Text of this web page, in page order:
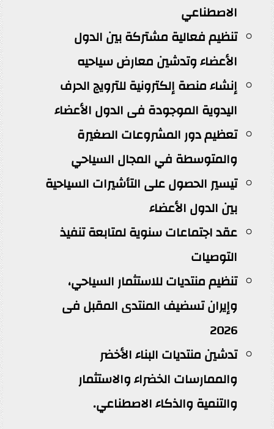
الاصطناعي
تنظيم فعالية مشتركة بين الدول
الأعضاء وتدشين معارض سياحيه
إنشاء منصة إلكترونية للترويج الحرف
اليدوية الموجودة فى الدول الأعضاء
تعظيم دور المشروعات الصغيرة
والمتوسطة في المجال السياحي
تيسير الحصول على التأشيرات السياحية
بين الدول الأعضاء
عقد اجتماعات سنوية لمتابعة تنفيذ
التوصيات
تنظيم منتديات للاستثمار السياحي،
وإيران تسضيف المنتدى المقبل فى
2026
تدشين منتديات البناء الأخضر
والممارسات الخضراء والاستثمار
والتنمية والذكاء الاصطناعي.